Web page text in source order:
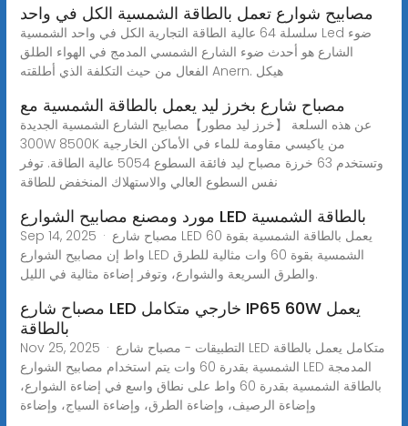
مصابيح شوارع تعمل بالطاقة الشمسية الكل في واحد
سلسلة 64 عالية الطاقة التجارية الكل في واحد الشمسية Led ضوء
الشارع هو أحدث ضوء الشارع الشمسي المدمج في الهواء الطلق
الفعال من حيث التكلفة الذي أطلقته Anern. هيكل
مصباح شارع بخرز ليد يعمل بالطاقة الشمسية مع
عن هذه السلعة 【خرز ليد مطور】مصابيح الشارع الشمسية الجديدة
300W 8500K من ياكيسي مقاومة للماء في الأماكن الخارجية
وتستخدم 63 خرزة مصباح ليد فائقة السطوع 5054 عالية الطاقة. توفر
نفس السطوع العالي والاستهلاك المنخفض للطاقة
مورد ومصنع مصابيح الشوارع LED بالطاقة الشمسية
Sep 14, 2025 · مصباح شارع LED يعمل بالطاقة الشمسية بقوة 60
واط إن مصابيح الشوارع LED الشمسية بقوة 60 وات مثالية للطرق
والطرق السريعة والشوارع، وتوفر إضاءة مثالية في الليل.
مصباح شارع LED خارجي متكامل IP65 60W يعمل
بالطاقة
Nov 25, 2025 · التطبيقات - مصباح شارع LED متكامل يعمل بالطاقة
الشمسية بقدرة 60 وات يتم استخدام مصابيح الشوارع LED المدمجة
بالطاقة الشمسية بقدرة 60 واط على نطاق واسع في إضاءة الشوارع،
وإضاءة الرصيف، وإضاءة الطرق، وإضاءة السياج، وإضاءة